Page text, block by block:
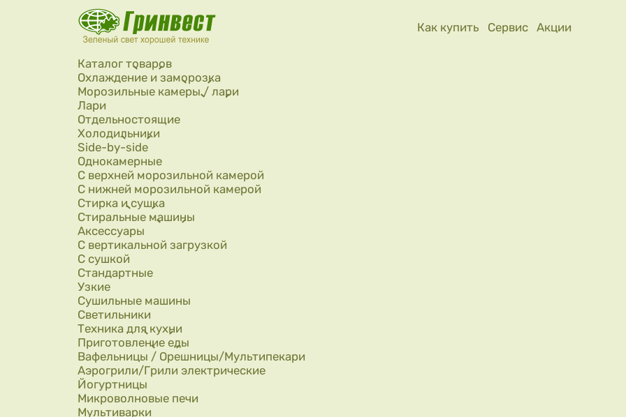
Перейти к основному содержанию
Как купить
Сервис Акции
Каталог товаров
Охлаждение и заморозка
Морозильные камеры / лари
Лари
Отдельностоящие
Холодильники
Side-by-side
Однокамерные
С верхней морозильной камерой
С нижней морозильной камерой
Стирка и сушка
Стиральные машины
Аксессуары
С вертикальной загрузкой
С сушкой
Стандартные
Узкие
Сушильные машины
Светильники
Техника для кухни
Приготовление еды
Вафельницы / Орешницы/Мультипекари
Аэрогрили/Грили электрические
Йогуртницы
Микроволновые печи
Мультиварки